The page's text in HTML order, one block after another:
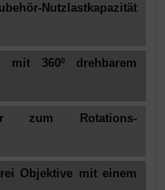
Nutzlastkapazität
mit 360º drehbarem
zum Rotations-
Objektive mit einem